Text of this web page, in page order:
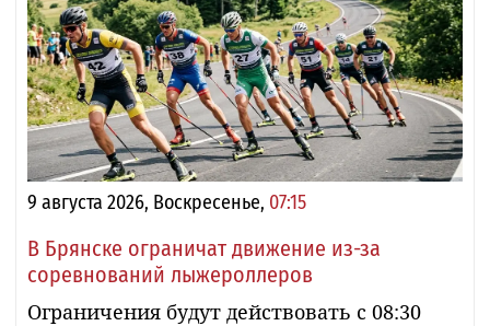
9 августа 2026, Воскресенье, 07:15
В Брянске ограничат движение из-за
соревнований лыжероллеров
Ограничения будут действовать с 08:30